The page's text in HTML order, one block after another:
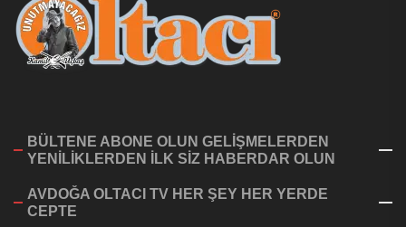
BÜLTENE ABONE OLUN GELİŞMELERDEN
YENİLİKLERDEN İLK SİZ HABERDAR OLUN
AVDOĞA OLTACI TV HER ŞEY HER YERDE
CEPTE